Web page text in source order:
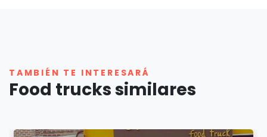
TAMBIÉN TE INTERESARÁ
Food trucks similares